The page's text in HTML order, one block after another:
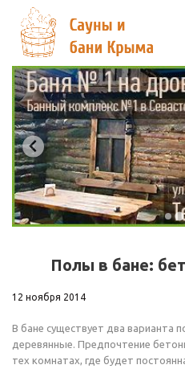
Полы в бане:
12 ноября 2014
В бане существует два варианта
деревянные. Предпочтение
тех комнатах, где будет